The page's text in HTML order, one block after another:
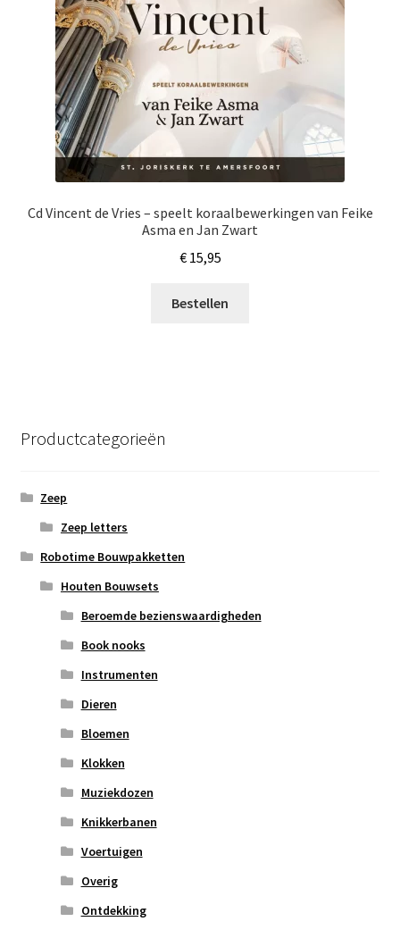
Cd Vincent de Vries – speelt koraalbewerkingen van Feike
Asma en Jan Zwart
€15,95
Bestellen
Productcategorieën
Zeep
Zeep letters
Robotime Bouwpakketten
Houten Bouwsets
Beroemde bezienswaardigheden
Book nooks
Instrumenten
Dieren
Bloemen
Klokken
Muziekdozen
Knikkerbanen
Voertuigen
Overig
Ontdekking